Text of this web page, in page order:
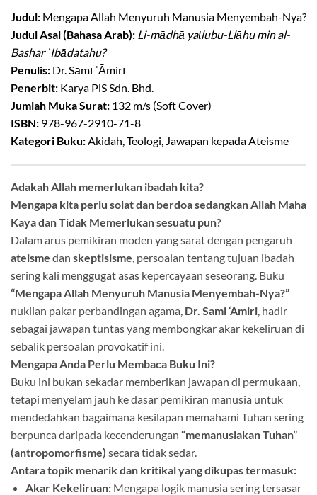
Judul: Mengapa Allah Menyuruh Manusia Menyembah-Nya?
Judul Asal (Bahasa Arab): Li-mādhā yaṭlubu-Llāhu min al-
Bashar ʿIbādatahu?
Penulis: Dr. Sāmī ʿĀmirī
Penerbit: Karya PiS Sdn. Bhd.
Jumlah Muka Surat: 132 m/s (Soft Cover)
ISBN: 978-967-2910-71-8
Kategori Buku:Akidah, Teologi, Jawapan kepada Ateisme
Adakah Allah memerlukan ibadah kita?
Mengapa kita perlu solat dan berdoa sedangkan Allah Maha
Kaya dan Tidak Memerlukan sesuatu pun?
Dalam arus pemikiran moden yang sarat dengan pengaruh
ateisme dan skeptisisme , persoalan tentang tujuan ibadah
sering kali menggugat asas kepercayaan seseorang . Buku
“Mengapa Allah Menyuruh Manusia Menyembah-Nya?”
nukilan pakar perbandingan agama, Dr. Sami ‘Amiri , hadir
sebagai jawapan tuntas yang membongkar akar kekeliruan di
sebalik persoalan provokatif ini
Mengapa Anda Perlu Membaca Buku Ini?
Buku ini bukan sekadar memberikan jawapan di permukaan,
tetapi menyelam jauh ke dasar pemikiran manusia untuk
mendedahkan bagaimana kesilapan memahami Tuhan sering
berpunca daripada kecenderungan “memanusiakan Tuhan”
(antropomorfisme) secara tidak sedar.
Antara topik menarik dan kritikal yang dikupas termasuk:
Akar Kekeliruan:Mengapa logik manusia sering tersasar